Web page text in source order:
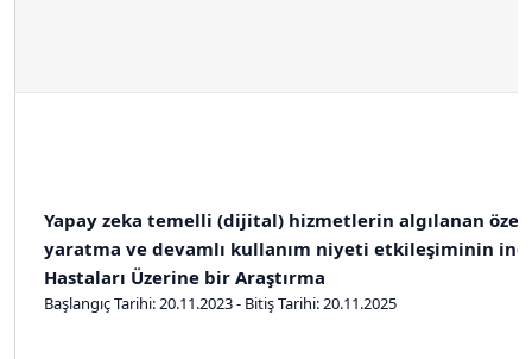
Yapay zeka temelli (dijital) hizmetlerin algılanan
yaratma ve devamlı kullanım niyeti etkileşiminin
Hastaları Üzerine bir Araştırma
Başlangıç Tarihi: 20.11.2023 - Bitiş Tarihi: 20.11.2025